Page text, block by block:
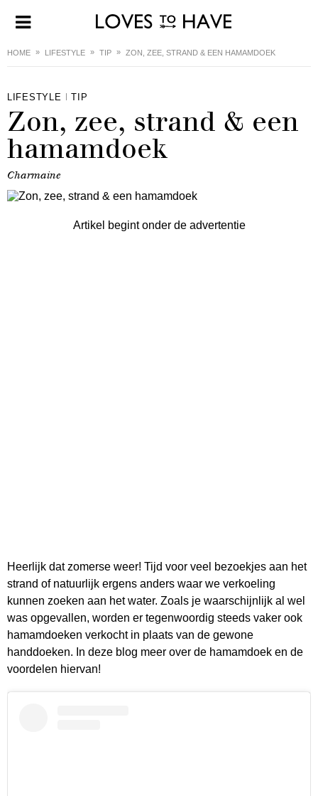
HOME LIFESTYLE TIP ZON, ZEE, STRAND & EEN HAMAMDOEK
LIFESTYLE TIP
Zon, zee, strand & een
hamamdoek
Charmaine
Artikel begint onder de advertentie
Heerlijk dat zomerse weer! Tijd voor veel bezoekjes aan het
strand of natuurlijk ergens anders waar we verkoeling
kunnen zoeken aan het water. Zoals je waarschijnlijk al wel
was opgevallen, worden er tegenwoordig steeds vaker ook
hamamdoeken verkocht in plaats van de gewone
handdoeken. In deze blog meer over de hamamdoek en de
voordelen hiervan!